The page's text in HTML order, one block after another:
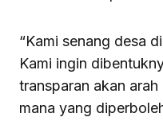
“Kami senang desa
Kami ingin
transparan akan
mana yang